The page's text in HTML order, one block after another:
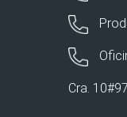
Cra.